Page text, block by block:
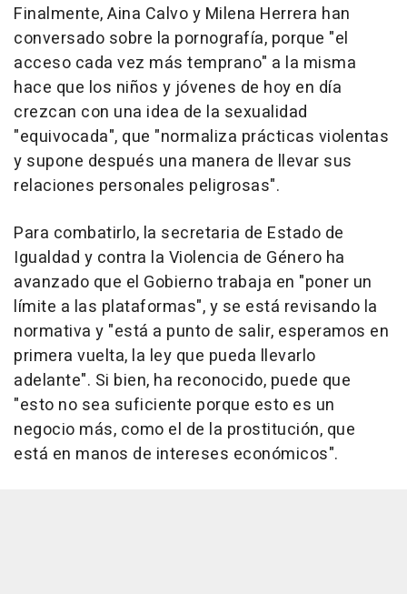
Finalmente, Aina Calvo y Milena Herrera han
conversado sobre la pornografía, porque "el
acceso cada vez más temprano" a la misma
hace que los niños y jóvenes de hoy en día
crezcan con una idea de la sexualidad
"equivocada", que "normaliza prácticas violentas
y supone después una manera de llevar sus
relaciones personales peligrosas".
Para combatirlo, la secretaria de Estado de
Igualdad y contra la Violencia de Género ha
avanzado que el Gobierno trabaja en "poner un
límite a las plataformas", y se está revisando la
normativa y "está a punto de salir, esperamos en
primera vuelta, la ley que pueda llevarlo
adelante". Si bien, ha reconocido, puede que
"esto no sea suficiente porque esto es un
negocio más, como el de la prostitución, que
está en manos de intereses económicos".